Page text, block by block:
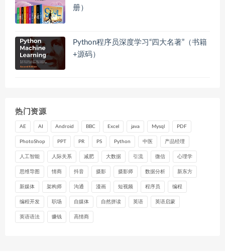
册）
Python程序员深度学习“四大名著”（书籍
+源码）
热门资源
AE AI Android BBC Excel java Mysql PDF
PhotoShop PPT PR PS Python 中医 产品经理
人工智能 人际关系 减肥 大数据 引流 微信 心理学
思维导图 情商 抖音 摄影 摄影师 数据分析 新东方
新媒体 架构师 沟通 漫画 短视频 程序员 编程
编程开发 职场 自媒体 自然拼读 英语 英语启蒙
英语语法 赚钱 高情商